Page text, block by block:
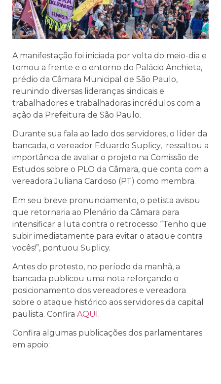
A manifestação foi iniciada por volta do meio-dia e
tomou a frente e o entorno do Palácio Anchieta,
prédio da Câmara Municipal de São Paulo,
reunindo diversas lideranças sindicais e
trabalhadores e trabalhadoras incrédulos com a
ação da Prefeitura de São Paulo.
Durante sua fala ao lado dos servidores, o líder da
bancada, o vereador Eduardo Suplicy, ressaltou a
importância de avaliar o projeto na Comissão de
Estudos sobre o PLO da Câmara, que conta com a
vereadora Juliana Cardoso (PT) como membra.
Em seu breve pronunciamento, o petista avisou
que retornaria ao Plenário da Câmara para
intensificar a luta contra o retrocesso “Tenho que
subir imediatamente para evitar o ataque contra
vocês!”, pontuou Suplicy.
Antes do protesto, no período da manhã, a
bancada publicou uma nota reforçando o
posicionamento dos vereadores e vereadora
sobre o ataque histórico aos servidores da capital
paulista. Confira AQUI.
Confira algumas publicações dos parlamentares
em apoio: